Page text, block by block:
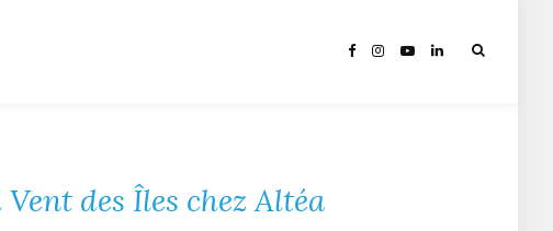
des Îles chez Altéa